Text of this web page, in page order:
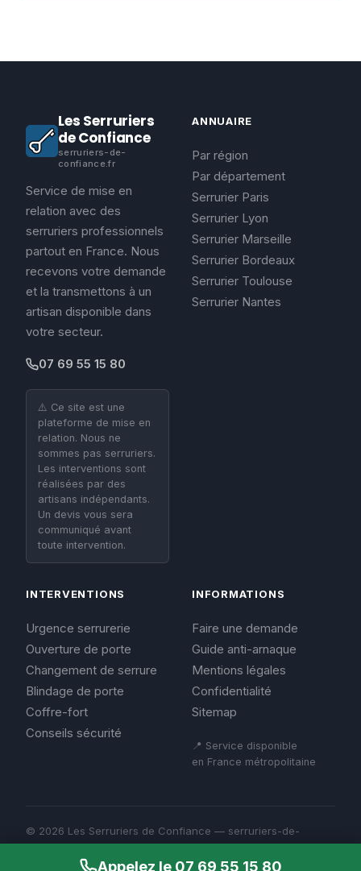
Appelez le 07 69 55 15 80
Les Serruriers
de Confiance
serruriers-de-
confiance.fr
Service de mise en
relation avec des
serruriers professionnels
partout en France. Nous
recevons votre demande
et la transmettons à un
artisan disponible dans
votre secteur.
07 69 55 15 80
⚠️ Ce site est une
plateforme de mise en
relation. Nous ne
sommes pas serruriers.
Les interventions sont
réalisées par des
artisans indépendants.
Un devis vous sera
communiqué avant
toute intervention.
ANNUAIRE
Par région
Par département
Serrurier Paris
Serrurier Lyon
Serrurier Marseille
Serrurier Bordeaux
Serrurier Toulouse
Serrurier Nantes
INTERVENTIONS
Urgence serrurerie
Ouverture de porte
Changement de serrure
Blindage de porte
Coffre-fort
Conseils sécurité
INFORMATIONS
Faire une demande
Guide anti-arnaque
Mentions légales
Confidentialité
Sitemap
📍 Service disponible
en France métropolitaine
© 2026 Les Serruriers de Confiance — serruriers-de-
confiance.fr
Mentions légalesConfidentialitéSitemap